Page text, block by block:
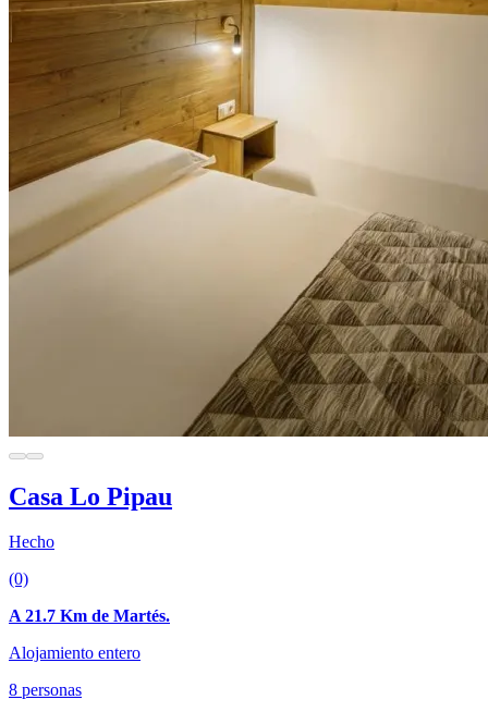
Casa Lo Pipau
Hecho
(0)
A 21.7 Km de Martés.
Alojamiento entero
8 personas